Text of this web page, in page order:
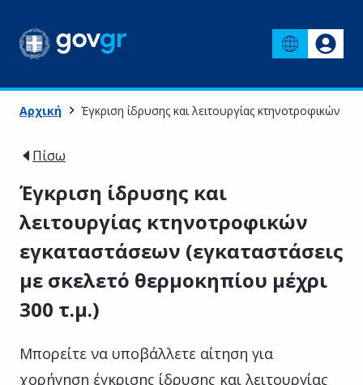
Αρχική Έγκριση ίδρυσης και λειτουργίας κτηνοτροφικών
Πίσω
Έγκριση ίδρυσης και
λειτουργίας κτηνοτροφικών
εγκαταστάσεων (εγκαταστάσεις
με σκελετό θερμοκηπίου μέχρι
300 τ.μ.)
Μπορείτε να υποβάλλετε αίτηση για
χορήγηση έγκρισης ίδρυσης και λειτουργίας